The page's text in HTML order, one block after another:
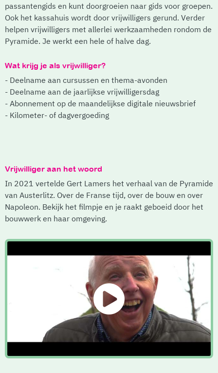
passantengids en kunt doorgroeien naar gids voor groepen.
Ook het kassahuis wordt door vrijwilligers gerund. Verder
helpen vrijwilligers met allerlei werkzaamheden rondom de
Pyramide. Je werkt een hele of halve dag.
Wat krijg je als vrijwilliger?
- Deelname aan cursussen en thema-avonden
- Deelname aan de jaarlijkse vrijwilligersdag
- Abonnement op de maandelijkse digitale nieuwsbrief
- Kilometer- of dagvergoeding
Vrijwilliger aan het woord
In 2021 vertelde Gert Lamers het verhaal van de Pyramide
van Austerlitz. Over de Franse tijd, over de bouw en over
Napoleon. Bekijk het filmpje en je raakt geboeid door het
bouwwerk en haar omgeving.